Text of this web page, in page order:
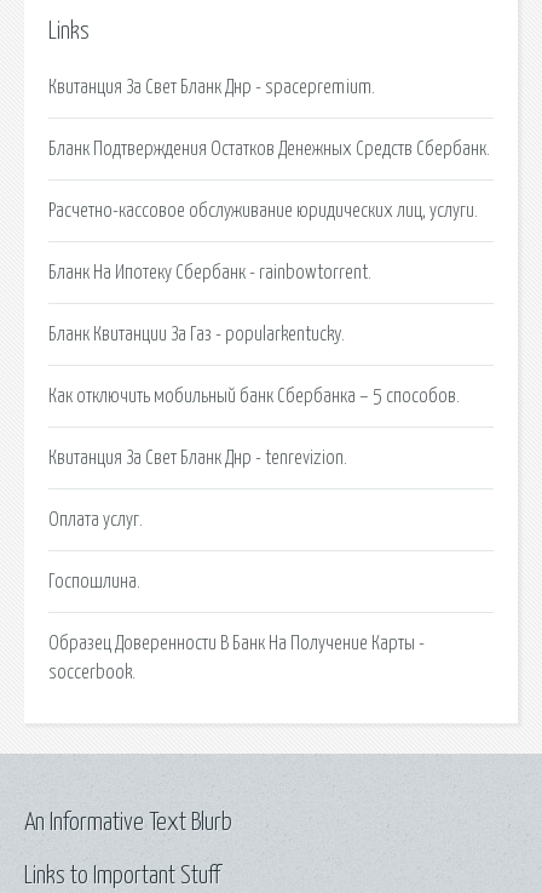
Links
Квитанция За Свет Бланк Днр - spacepremium.
Бланк Подтверждения Остатков Денежных Средств Сбербанк.
Расчетно-кассовое обслуживание юридических лиц, услуги.
Бланк На Ипотеку Сбербанк - rainbowtorrent.
Бланк Квитанции За Газ - popularkentucky.
Как отключить мобильный банк Сбербанка – 5 способов.
Квитанция За Свет Бланк Днр - tenrevizion.
Оплата услуг.
Госпошлина.
Образец Доверенности В Банк На Получение Карты -
soccerbook.
Links to Important Stuff
An Informative Text Blurb